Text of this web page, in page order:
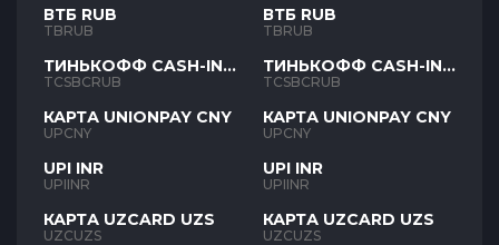
ВТБ RUB
TBRUB
ТИНЬКОФФ CASH-IN
RUB
TCSBCRUB
КАРТА UNIONPAY CNY
UPCNY
UPI INR
UPIINR
КАРТА UZCARD UZS
UZCUZS
ВТБ RUB
TBRUB
ТИНЬКОФФ CASH-IN
RUB
TCSBCRUB
КАРТА UNIONPAY CNY
UPCNY
UPI INR
UPIINR
КАРТА UZCARD UZS
UZCUZS